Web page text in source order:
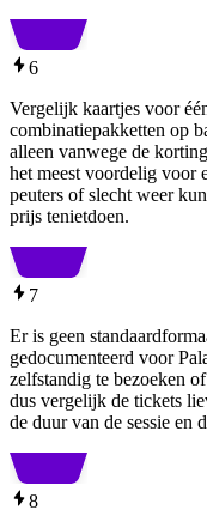
6
Vergelijk kaartjes voor
combinatiepakketten op
alleen vanwege de
het meest voordelig voor
peuters of slecht weer
prijs tenietdoen.
7
Er is geen
gedocumenteerd voor
zelfstandig te bezoeken
dus vergelijk de tickets
de duur van de sessie en
8